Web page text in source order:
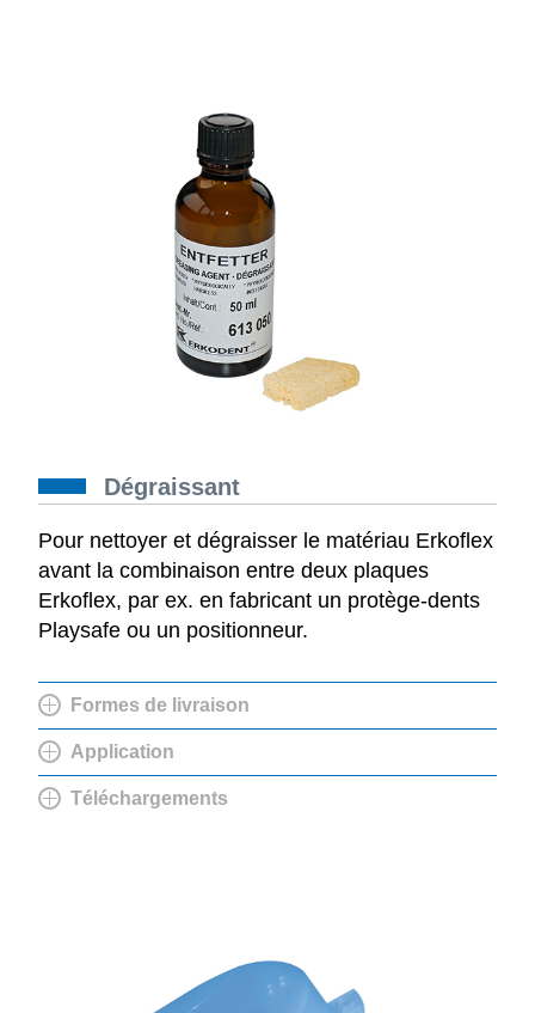
Dégraissant
Pour nettoyer et dégraisser le matériau Erkoflex
avant la combinaison entre deux plaques
Erkoflex, par ex. en fabricant un protège-dents
Playsafe ou un positionneur.
Formes de livraison
Application
Téléchargements